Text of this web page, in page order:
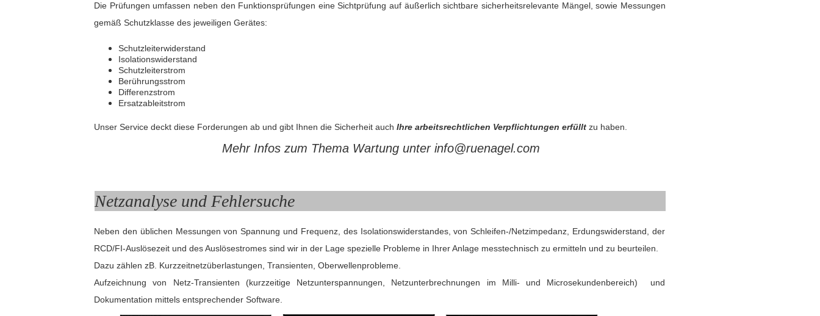
Die Prüfungen umfassen neben den Funktionsprüfungen eine Sichtprüfung auf äußerlich sichtbare sicherheitsrelevante Mängel, sowie Messungen
gemäß Schutzklasse des jeweiligen Gerätes:
Schutzleiterwiderstand
Isolationswiderstand
Schutzleiterstrom
Berührungsstrom
Differenzstrom
Ersatzableitstrom
Unser Service deckt diese Forderungen ab und gibt Ihnen die Sicherheit auch Ihre arbeitsrechtlichen Verpflichtungen erfüllt zu haben.
Mehr Infos zum Thema Wartung unter info@ruenagel.com
Netzanalyse und Fehlersuche
Neben den üblichen Messungen von Spannung und Frequenz, des Isolationswiderstandes, von Schleifen-/Netzimpedanz, Erdungswiderstand, der
RCD/FI-Auslösezeit und des Auslösestromes sind wir in der Lage spezielle Probleme in Ihrer Anlage messtechnisch zu ermitteln und zu beurteilen.
Dazu zählen zB. Kurzzeitnetzüberlastungen, Transienten, Oberwellenprobleme.
Aufzeichnung von Netz-Transienten (kurzzeitige Netzunterspannungen, Netzunterbrechnungen im Milli- und Microsekundenbereich) und
Dokumentation mittels entsprechender Software.